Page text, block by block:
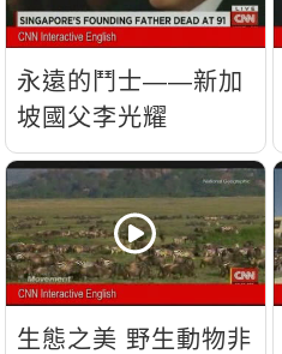
永遠的鬥士——新加
坡國父李光耀
生態之美 野生動物非